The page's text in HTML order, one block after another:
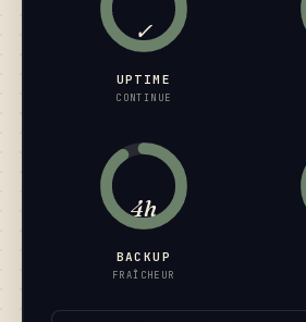
✓
UPTIME
CONTINUE
4h
BACKUP
FRAÎCHEUR